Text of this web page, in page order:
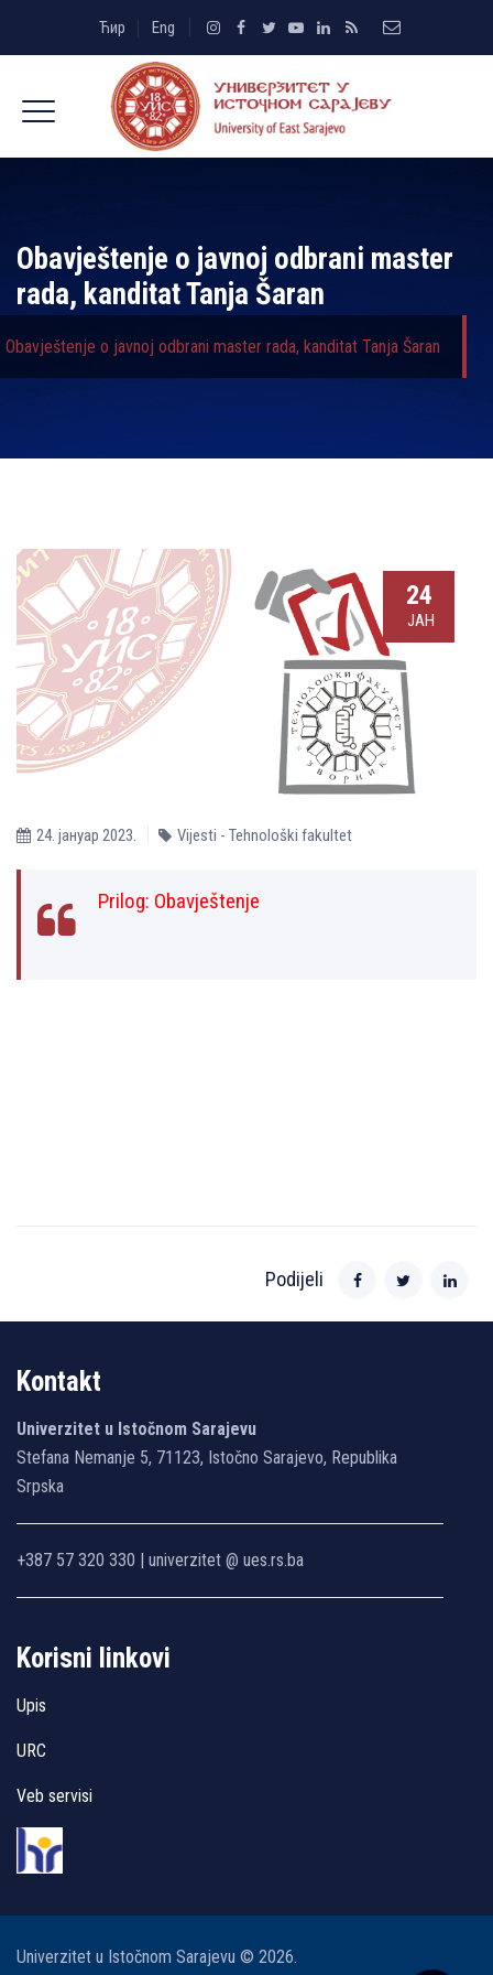
Ћир Eng
Obavještenje o javnoj odbrani master
rada, kanditat Tanja Šaran
Obavještenje o javnoj odbrani master rada, kanditat Tanja Šaran
24
ЈАН
24. јануар 2023. Vijesti - Tehnološki fakultet
Prilog: Obavještenje
Podijeli
Kontakt
Univerzitet u Istočnom Sarajevu
Stefana Nemanje 5, 71123, Istočno Sarajevo, Republika
Srpska
+387 57 320 330 | univerzitet @ ues.rs.ba
Korisni linkovi
Upis
URC
Veb servisi
Univerzitet u Istočnom Sarajevu © 2026.